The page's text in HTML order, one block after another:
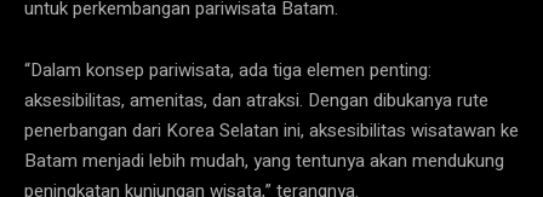
untuk perkembangan pariwisata Batam.
“Dalam konsep pariwisata, ada tiga elemen penting:
aksesibilitas, amenitas, dan atraksi. Dengan dibukanya rute
penerbangan dari Korea Selatan ini, aksesibilitas wisatawan ke
Batam menjadi lebih mudah, yang tentunya akan mendukung
peningkatan kunjungan wisata,” terangnya.